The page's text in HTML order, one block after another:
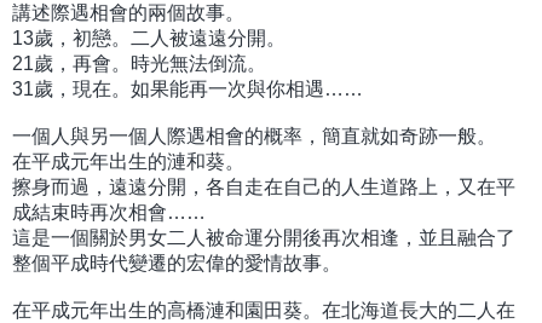
講述際遇相會的兩個故事。
13歲，初戀。二人被遠遠分開。
21歲，再會。時光無法倒流。
31歲，現在。如果能再一次與你相遇……
一個人與另一個人際遇相會的概率，簡直就如奇跡一般。
在平成元年出生的漣和葵。
擦身而過，遠遠分開，各自走在自己的人生道路上，又在平
成結束時再次相會……
這是一個關於男女二人被命運分開後再次相逢，並且融合了
整個平成時代變遷的宏偉的愛情故事。
在平成元年出生的高橋漣和園田葵。在北海道長大的二人在